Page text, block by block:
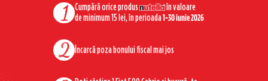
Cumpără orice produs
în valoare
de minimum 15 lei, în perioada1-30 iunie 2026
Încarcă poza bonului fiscal mai jos